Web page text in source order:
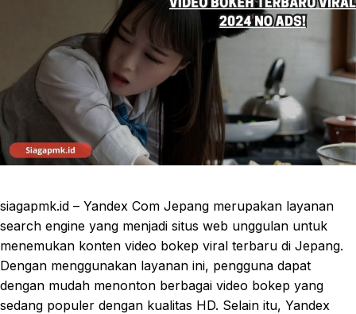
siagapmk.id – Yandex Com Jepang merupakan layanan
search engine yang menjadi situs web unggulan untuk
menemukan konten video bokep viral terbaru di Jepang.
Dengan menggunakan layanan ini, pengguna dapat
dengan mudah menonton berbagai video bokep yang
sedang populer dengan kualitas HD. Selain itu, Yandex